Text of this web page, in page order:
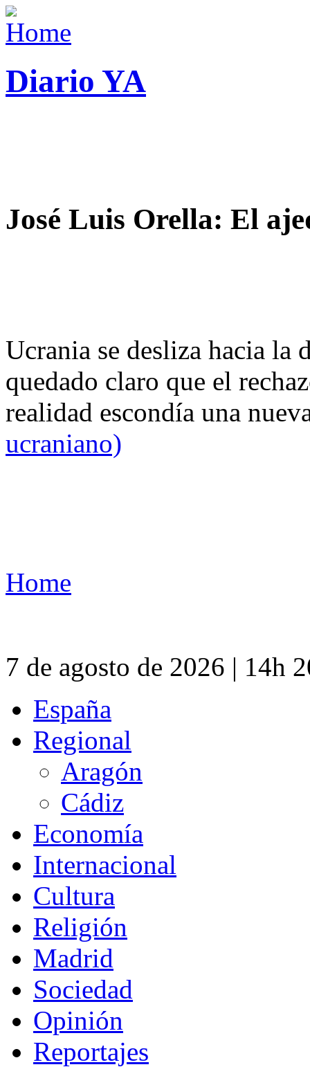
Diario YA
José Luis Orella: El
Ucrania se desliza hacia
quedado claro que el
realidad escondía una
ucraniano)
Home
7 de agosto de 2026 | 14h
España
Regional
Aragón
Cádiz
Economía
Internacional
Cultura
Religión
Madrid
Sociedad
Opinión
Reportajes